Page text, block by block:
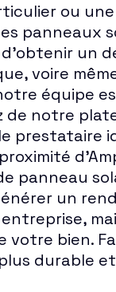
ou
panneaux
un
voire
équipe
de notre
prestataire
panneau
un
votre bien.
durable